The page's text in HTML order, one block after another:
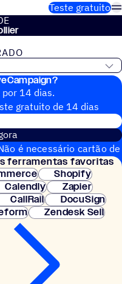
Teste gratuito
14 dias.
gratuito de 14 dias
é necessário cartão de
instantânea.
ferramentas favoritas
Shopify
Calendly
Zapier
CallRail
DocuSign
Zendesk Sell